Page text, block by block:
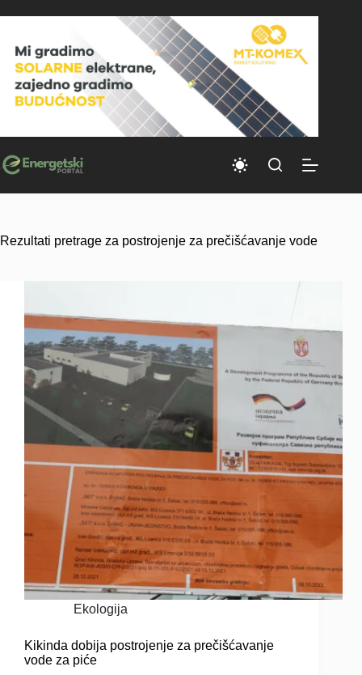
to
Rezultati pretrage za postrojenje za prečišćavanje vode
Ekologija
Kikinda dobija postrojenje za prečišćavanje
vode za piće